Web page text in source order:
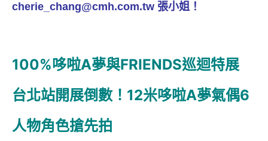
cherie_chang@cmh.com.tw 張小姐！
100%哆啦A夢與FRIENDS巡迴特展
台北站開展倒數！12米哆啦A夢氣偶6
人物角色搶先拍